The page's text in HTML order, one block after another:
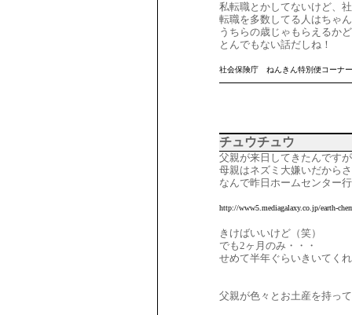
私転職とかしてないけど、
転職を多数してる人はちゃ
うちらの歳じゃもらえるか
とんでもない話だしね！
社会保険庁 ねんきん特別便コーナー
チュウチュウ
父親が来日してきたんです
母親はネズミ大嫌いだから
なんで昨日ホームセンター
http://www5.mediagalaxy.co.jp/earth-
きけばいいけど（笑）
でも2ヶ月のみ・・・
せめて半年ぐらいきいてく
父親が色々とお土産を持っ